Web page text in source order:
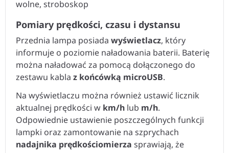
wolne, stroboskop
Pomiary prędkości, czasu i dystansu
Przednia lampa posiada wyświetlacz, który
informuje o poziomie naładowania baterii. Baterię
można naładować za pomocą dołączonego do
zestawu kabla z końcówką microUSB.
Na wyświetlaczu można również ustawić licznik
aktualnej prędkości w km/h lub m/h.
Odpowiednie ustawienie poszczególnych funkcji
lampki oraz zamontowanie na szprychach
nadajnika prędkościomierza sprawiają, że